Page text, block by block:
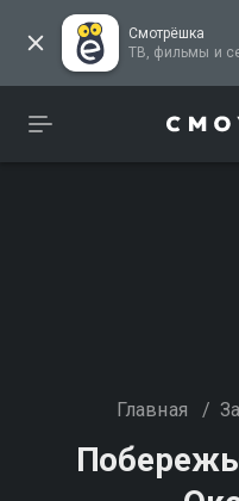
Смотрёшка
ТВ,
Главная /